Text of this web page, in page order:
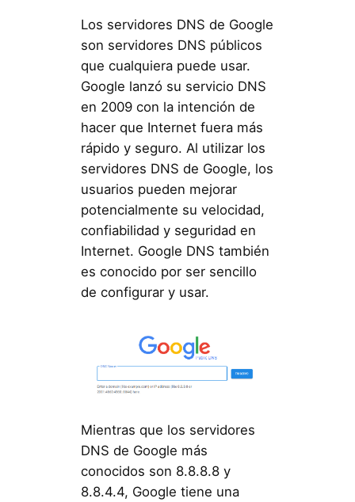
Los servidores DNS de Google
son servidores DNS públicos
que cualquiera puede usar.
Google lanzó su servicio DNS
en 2009 con la intención de
hacer que Internet fuera más
rápido y seguro. Al utilizar los
servidores DNS de Google, los
usuarios pueden mejorar
potencialmente su velocidad,
confiabilidad y seguridad en
Internet. Google DNS también
es conocido por ser sencillo
de configurar y usar.
Mientras que los servidores
DNS de Google más
conocidos son 8.8.8.8 y
8.8.4.4, Google tiene una